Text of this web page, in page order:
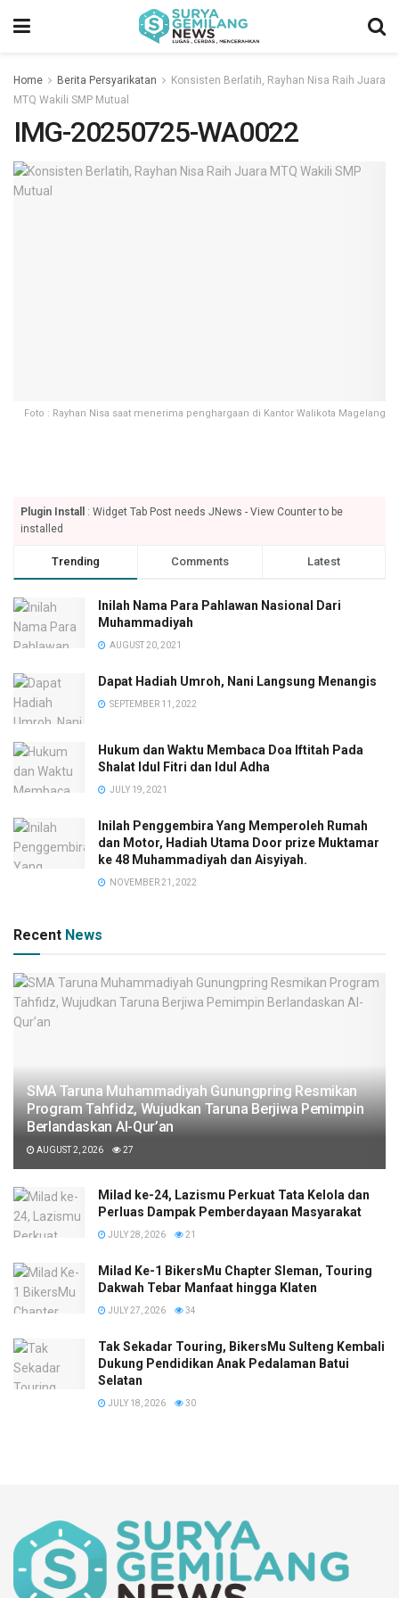
Home Berita Persyarikatan
Konsisten Berlatih, Rayhan Nisa Raih Juara
MTQ Wakili SMP Mutual
IMG-20250725-WA0022
Foto : Rayhan Nisa saat menerima penghargaan di Kantor Walikota Magelang
Plugin Install
: Widget Tab Post needs JNews - View Counter to be
installed
Trending Comments Latest
Inilah Nama Para Pahlawan Nasional Dari
Muhammadiyah
AUGUST 20, 2021
Dapat Hadiah Umroh, Nani Langsung Menangis
SEPTEMBER 11, 2022
Hukum dan Waktu Membaca Doa Iftitah Pada
Shalat Idul Fitri dan Idul Adha
JULY 19, 2021
Inilah Penggembira Yang Memperoleh Rumah
dan Motor, Hadiah Utama Door prize Muktamar
ke 48 Muhammadiyah dan Aisyiyah.
NOVEMBER 21, 2022
Recent News
SMA Taruna Muhammadiyah Gunungpring Resmikan
Program Tahfidz, Wujudkan Taruna Berjiwa Pemimpin
Berlandaskan Al-Qur’an
AUGUST 2, 2026 27
Milad ke-24, Lazismu Perkuat Tata Kelola dan
Perluas Dampak Pemberdayaan Masyarakat
JULY 28, 2026 21
Milad Ke-1 BikersMu Chapter Sleman, Touring
Dakwah Tebar Manfaat hingga Klaten
JULY 27, 2026 34
Tak Sekadar Touring, BikersMu Sulteng Kembali
Dukung Pendidikan Anak Pedalaman Batui
Selatan
JULY 18, 2026 30